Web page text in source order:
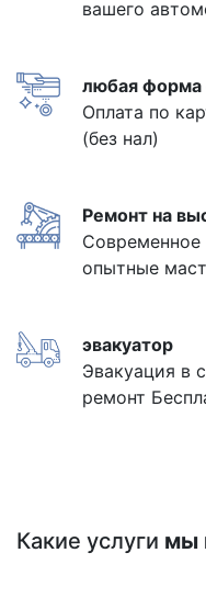
вашего
любая форма
Оплата по
(без нал)
Ремонт на
Современное
опытные
эвакуатор
Эвакуация в
ремонт
Какие услуги мы